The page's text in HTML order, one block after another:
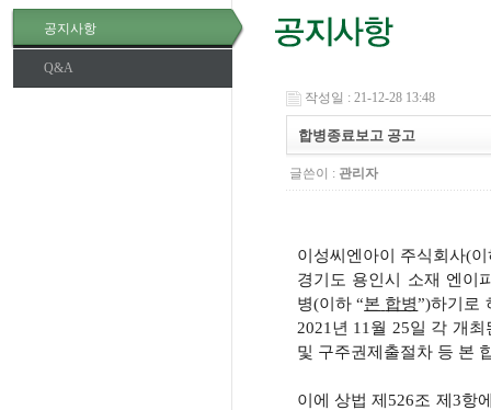
공지사항
Q&A
작성일 : 21-12-28 13:48
합병종료보고 공고
글쓴이 : 관리자
이성씨엔아이 주식회사(
경기도 용인시 소재 엔이
병(이하 “본 합병”)하기로
2021 년 11 월 25일 각 개최
및 구주권제출절차 등 본
이에 상법 제526조 제 3항